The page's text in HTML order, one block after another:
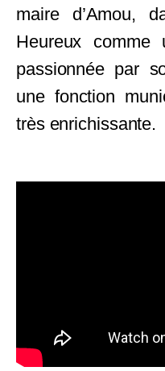
maire d’Amou,
Heureux comme
passionnée par
une fonction
très enrichissante.